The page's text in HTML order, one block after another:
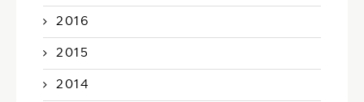
2016
2015
2014